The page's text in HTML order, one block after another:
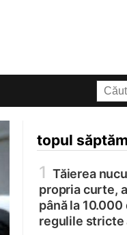
topul
1 Tăierea
propria curte,
până la 10.000
regulile stricte